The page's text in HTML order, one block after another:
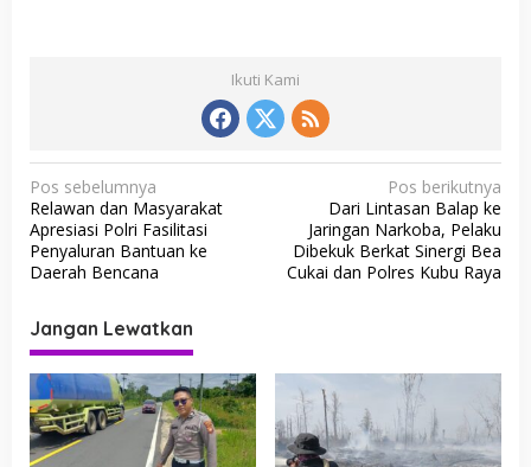
Ikuti Kami
N
a
v
i
g
a
s
i
p
Pos sebelumnya
Relawan dan Masyarakat
Apresiasi Polri Fasilitasi
Penyaluran Bantuan ke
Daerah Bencana
Pos berikutnya
Dari Lintasan Balap ke
Jaringan Narkoba, Pelaku
Dibekuk Berkat Sinergi Bea
Cukai dan Polres Kubu Raya
Jangan Lewatkan